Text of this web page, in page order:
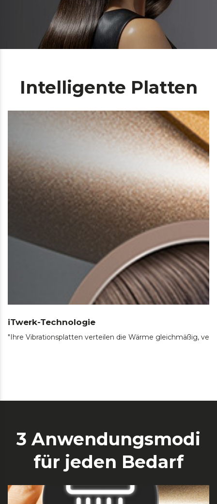
Intelligente Platten
iTwerk-Technologie
"Ihre Vibrationsplatten verteilen die Wärme gleichmäßig,
3 Anwendungsmodi
für jeden Bedarf